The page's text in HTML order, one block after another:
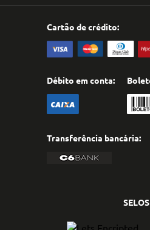
Cartão de crédito:
Débito em conta:
Transferência bancária:
SELOS